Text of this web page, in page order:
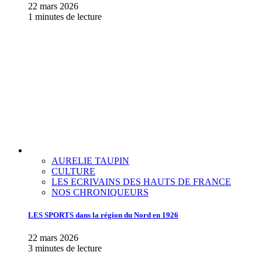
22 mars 2026
1 minutes de lecture
AURELIE TAUPIN
CULTURE
LES ECRIVAINS DES HAUTS DE FRANCE
NOS CHRONIQUEURS
LES SPORTS dans la région du Nord en 1926
22 mars 2026
3 minutes de lecture